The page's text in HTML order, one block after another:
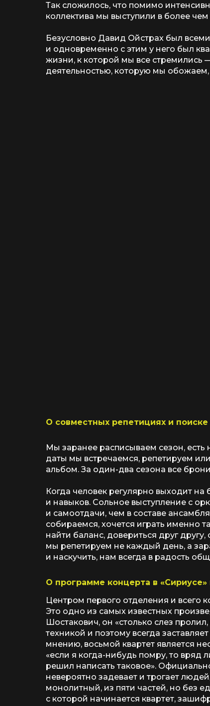
Так сложилось, что помимо
коллектива мы выступили в более
Безусловно Давид Ойстрах был
и одновременно с этим у него был
жизни, к которой мы все стремились
деятельностью, которую мы обожаем,
О совместных репетициях и поиске
Мы заранее расписываем сезон,
даты мы встречаемся, репетируем
альбом. За один-два сезона все
Когда человек регулярно выходит на
и навыков. Сольное выступление с
и самоотдачи, чем в составе
собираемся, хочется играть именно
найти баланс, довериться друг
мы репетируем не каждый день, а
и наскучить, нам всегда в радость
О программе концерта в
Центром первого отделения и всего
Это одно из самых известных
Шостакович, он «столько слез
техникой и поэтому всегда
мнению, восьмой квартет является
«если я когда-нибудь помру, то
решил написать таковое».
невероятно задевает и трогает
монолитный, из пяти частей, но без
с которой начинается квартет,